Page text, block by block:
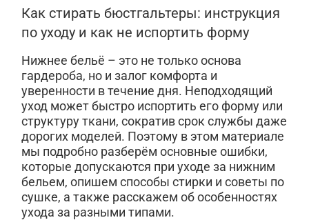
Как стирать бюстгальтеры: инструкция
по уходу и как не испортить форму
Нижнее бельё – это не только основа
гардероба, но и залог комфорта и
уверенности в течение дня. Неподходящий
уход может быстро испортить его форму или
структуру ткани, сократив срок службы даже
дорогих моделей. Поэтому в этом материале
мы подробно разберём основные ошибки,
которые допускаются при уходе за нижним
бельем, опишем способы стирки и советы по
сушке, а также расскажем об особенностях
ухода за разными типами.